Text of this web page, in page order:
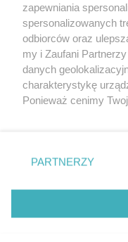
O FIRMIE
REKLAMA
Aktualności
Tcz24
Historia miasta
zapewniania
spersonalizowanych
odbiorców oraz
my i Zaufani
danych
charakterystykę
Ponieważ cenimy
znajdujący się w
przetwarzaniu.
PARTNERZY